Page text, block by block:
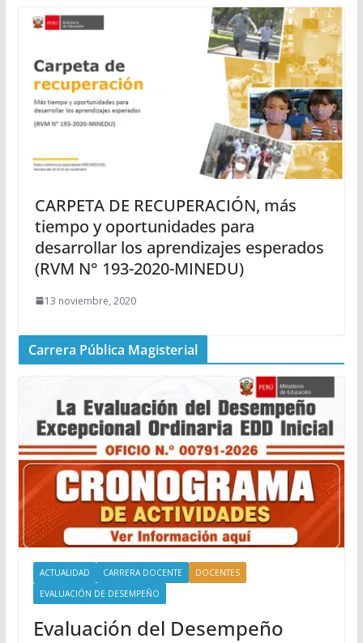
CARPETA DE RECUPERACIÓN, más
tiempo y oportunidades para
desarrollar los aprendizajes esperados
(RVM N° 193-2020-MINEDU)
13 noviembre, 2020
Carrera Pública Magisterial
ACTUALIDAD CARRERA DOCENTE
DOCENTES
EVALUACIÓN DE DESEMPEÑO
Evaluación del Desempeño